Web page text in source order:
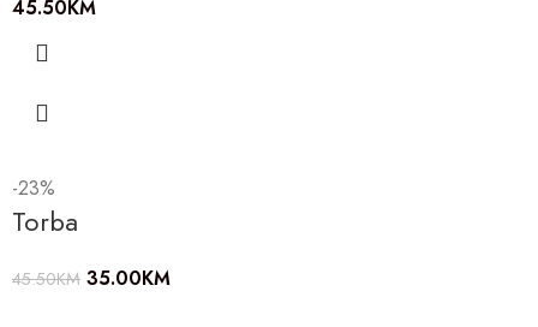
45.50KM
-23%
Torba
45.50KM 35.00KM